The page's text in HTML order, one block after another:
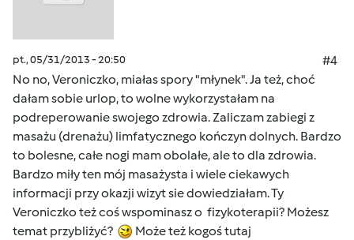
pt., 05/31/2013 - 20:50
#4
No no, Veroniczko, miałas spory "młynek". Ja też, choć
dałam sobie urlop, to wolne wykorzystałam na
podreperowanie swojego zdrowia. Zaliczam zabiegi z
masażu (drenażu) limfatycznego kończyn dolnych. Bardzo
to bolesne, całe nogi mam obolałe, ale to dla zdrowia.
Bardzo miły ten mój masażysta i wiele ciekawych
informacji przy okazji wizyt sie dowiedziałam. Ty
Veroniczko też coś wspominasz o fizykoterapii? Możesz
temat przybliżyć?
Może też kogoś tutaj